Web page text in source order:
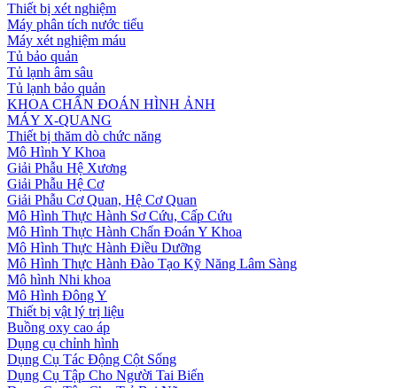
Thiết bị xét nghiệm
Máy phân tích nước tiểu
Máy xét nghiệm máu
Tủ bảo quản
Tủ lạnh âm sâu
Tủ lạnh bảo quản
KHOA CHẨN ĐOÁN HÌNH ẢNH
MÁY X-QUANG
Thiết bị thăm dò chức năng
Mô Hình Y Khoa
Giải Phẫu Hệ Xương
Giải Phẫu Hệ Cơ
Giải Phẫu Cơ Quan, Hệ Cơ Quan
Mô Hình Thực Hành Sơ Cứu, Cấp Cứu
Mô Hình Thực Hành Chẩn Đoán Y Khoa
Mô Hình Thực Hành Điều Dưỡng
Mô Hình Thực Hành Đào Tạo Kỹ Năng Lâm Sàng
Mô hình Nhi khoa
Mô Hình Đông Y
Thiết bị vật lý trị liệu
Buồng oxy cao áp
Dụng cụ chỉnh hình
Dụng Cụ Tác Động Cột Sống
Dụng Cụ Tập Cho Người Tai Biến